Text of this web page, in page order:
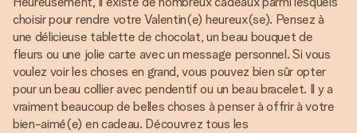
choisir pour rendre votre Valentin(e) heureux(se). Pensez à
une délicieuse tablette de chocolat, un beau bouquet de
fleurs ou une jolie carte avec un message personnel. Si vous
voulez voir les choses en grand, vous pouvez bien sûr opter
pour un beau collier avec pendentif ou un beau bracelet. Il y a
vraiment beaucoup de belles choses à penser à offrir à votre
bien-aimé(e) en cadeau. Découvrez tous les